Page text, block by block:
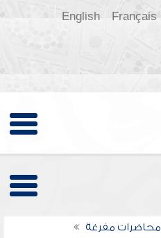
Français
English
محاضرات مفرغة